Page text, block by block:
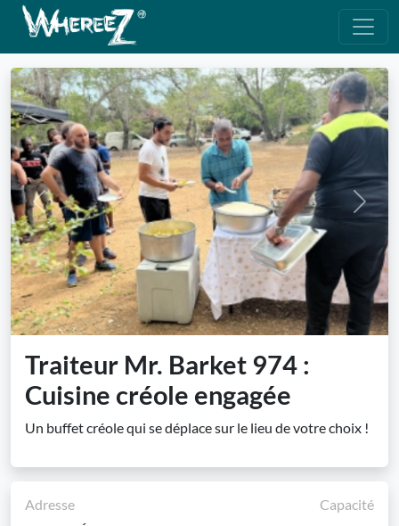
Previous Next
Traiteur Mr. Barket 974 :
Cuisine créole engagée
Un buffet créole qui se déplace sur le lieu de votre choix !
Adresse
Capacité